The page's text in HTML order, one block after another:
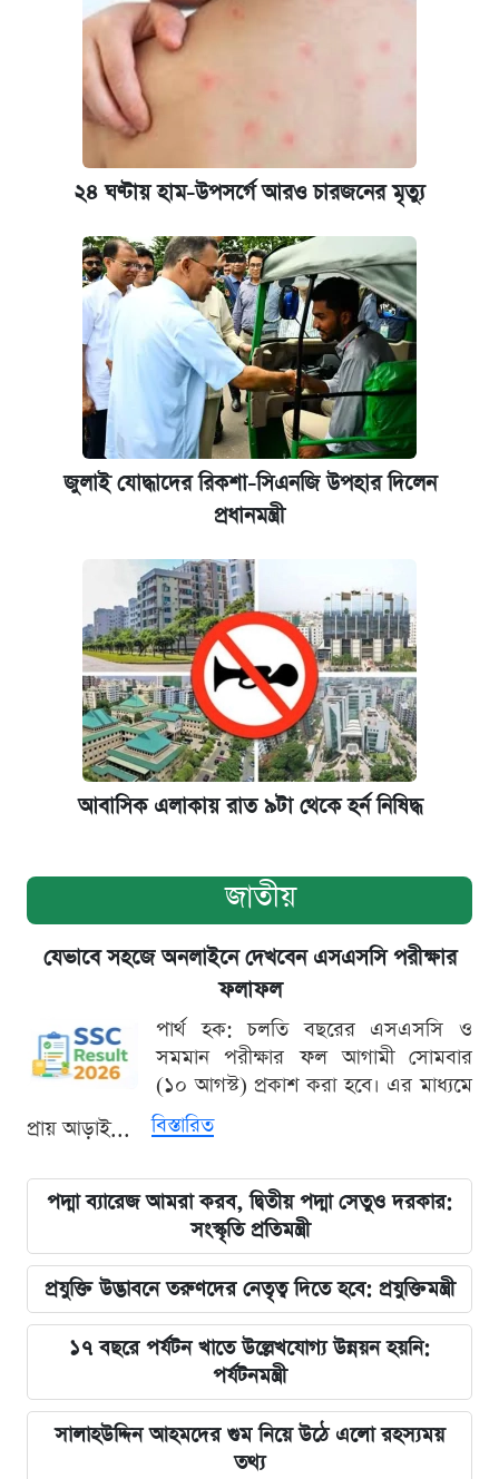
২৪ ঘণ্টায় হাম-উপসর্গে আরও চারজনের মৃত্যু
জুলাই যোদ্ধাদের রিকশা-সিএনজি উপহার দিলেন
প্রধানমন্ত্রী
আবাসিক এলাকায় রাত ৯টা থেকে হর্ন নিষিদ্ধ
জাতীয়
যেভাবে সহজে অনলাইনে দেখবেন এসএসসি পরীক্ষার
ফলাফল
পার্থ হক: চলতি বছরের এসএসসি ও
সমমান পরীক্ষার ফল আগামী সোমবার
(১০ আগস্ট) প্রকাশ করা হবে। এর মাধ্যমে
প্রায় আড়াই...
বিস্তারিত
পদ্মা ব্যারেজ আমরা করব, দ্বিতীয় পদ্মা সেতুও দরকার:
সংস্কৃতি প্রতিমন্ত্রী
প্রযুক্তি উদ্ভাবনে তরুণদের নেতৃত্ব দিতে হবে: প্রযুক্তিমন্ত্রী
১৭ বছরে পর্যটন খাতে উল্লেখযোগ্য উন্নয়ন হয়নি:
পর্যটনমন্ত্রী
সালাহউদ্দিন আহমদের গুম নিয়ে উঠে এলো রহস্যময়
তথ্য